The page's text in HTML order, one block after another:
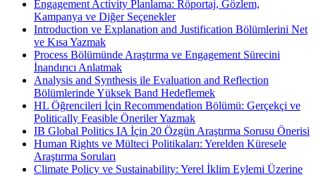
Engagement Activity Planlama: Röportaj, Gözlem,
Kampanya ve Diğer Seçenekler
Introduction ve Explanation and Justification Bölümlerini Net
ve Kısa Yazmak
Process Bölümünde Araştırma ve Engagement Sürecini
İnandırıcı Anlatmak
Analysis and Synthesis ile Evaluation and Reflection
Bölümlerinde Yüksek Band Hedeflemek
HL Öğrencileri İçin Recommendation Bölümü: Gerçekçi ve
Politically Feasible Öneriler Yazmak
IB Global Politics IA İçin 20 Özgün Araştırma Sorusu Önerisi
Human Rights ve Mülteci Politikaları: Yerelden Küresele
Araştırma Soruları
Climate Policy ve Sustainability: Yerel İklim Eylemi Üzerine